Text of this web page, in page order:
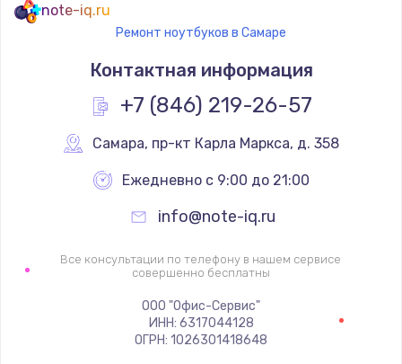
note-iq.ru
Ремонт ноутбуков в Самаре
Контактная информация
+7 (846) 219-26-57
Самара, пр-кт Карла Маркса, д. 358
Ежедневно с 9:00 до 21:00
info@note-iq.ru
Все консультации по телефону в нашем сервисе
совершенно бесплатны
ООО "Офис-Сервис"
ИНН: 6317044128
ОГРН: 1026301418648